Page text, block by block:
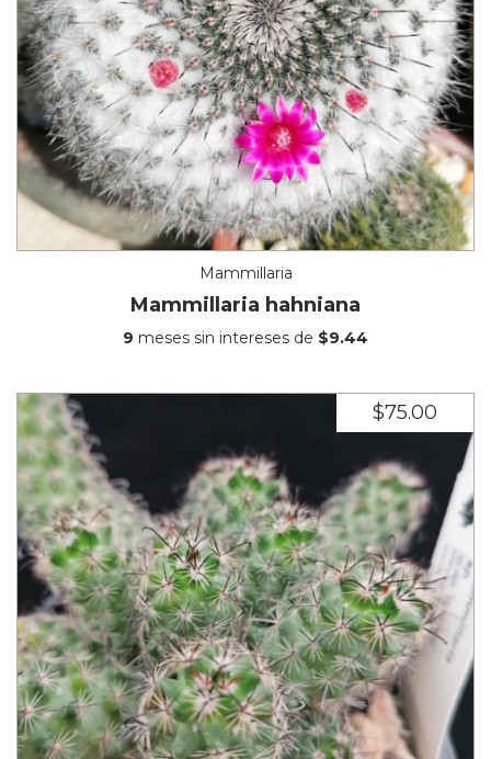
Mammillaria
Mammillaria hahniana
9 meses sin intereses de $9.44
$75.00